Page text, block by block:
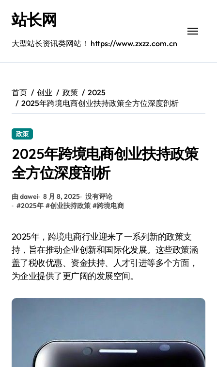
站长网
大型站长资讯类网站！ https://www.zxzz.com.cn
首页 创业 政策
2025
2025年跨境电商创业扶持政策全方位深度剖析
政策
2025年跨境电商创业扶持政策
全方位深度剖析
由 dawei 8 月 8, 2025 没有评论
#2025年 #创业扶持政策 #跨境电商
2025年，跨境电商行业迎来了一系列新的政策支
持，旨在推动企业创新和国际化发展。这些政策涵
盖了税收优惠、资金扶持、人才引进等多个方面，
为企业提供了更广阔的发展空间。